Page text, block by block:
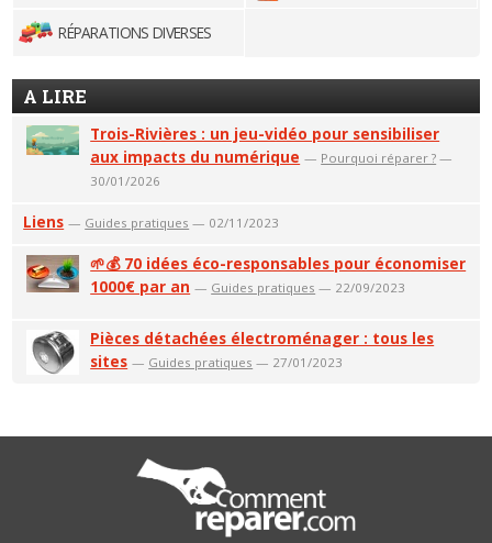
RÉPARATIONS DIVERSES
A LIRE
Trois-Rivières : un jeu-vidéo pour sensibiliser
aux impacts du numérique — Pourquoi réparer ? —
30/01/2026
Liens — Guides pratiques — 02/11/2023
🌱💰 70 idées éco-responsables pour économiser
1000€ par an — Guides pratiques — 22/09/2023
Pièces détachées électroménager : tous les
sites — Guides pratiques — 27/01/2023